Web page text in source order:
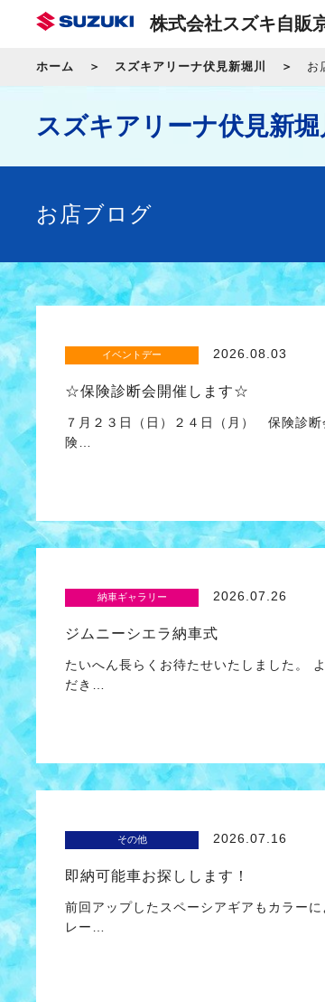
株式会社スズキ自販
ホーム スズキアリーナ伏見新堀川 お
スズキアリーナ伏見新堀
お店ブログ
イベントデー 2026.08.03
☆保険診断会開催します☆
７月２３日（日）２４日（月） 保険診
険…
納車ギャラリー 2026.07.26
ジムニーシエラ納車式
たいへん長らくお待たせいたしました。
だき…
その他 2026.07.16
即納可能車お探しします！
前回アップしたスペーシアギアもカラー
レー…